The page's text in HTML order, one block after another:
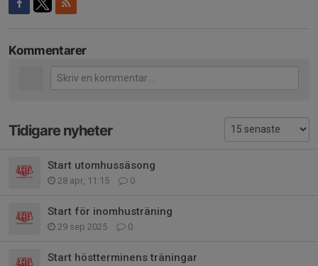
Kommentarer
Tidigare nyheter
Start utomhussäsong
28 apr, 11:15 0
Start för inomhusträning
29 sep 2025 0
Start höstterminens träningar